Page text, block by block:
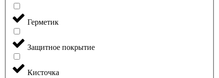
Герметик
Защитное покрытие
Кисточка